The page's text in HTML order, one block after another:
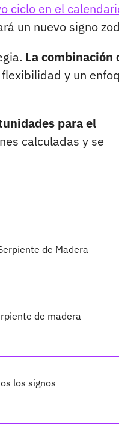
ciclo en el
un nuevo signo
La combinación
y un
para el
calculadas y se
de Madera
de madera
los signos